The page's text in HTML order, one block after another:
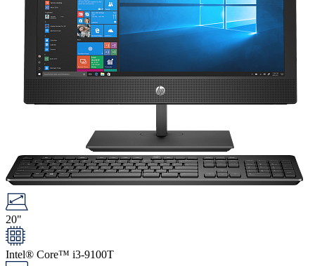
20"
Intel® Core™ i3-9100T